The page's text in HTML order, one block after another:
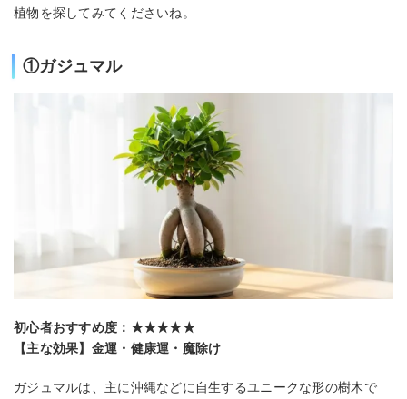
植物を探してみてくださいね。
①ガジュマル
初心者おすすめ度：★★★★★
【主な効果】金運・健康運・魔除け
ガジュマルは、主に沖縄などに自生するユニークな形の樹木で